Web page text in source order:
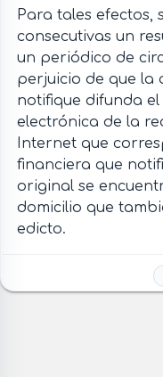
Para tales efectos,
consecutivas un
un periódico de
perjuicio de que la
notifique difunda
electrónica de la
Internet que
financiera que
original se
domicilio que
edicto.